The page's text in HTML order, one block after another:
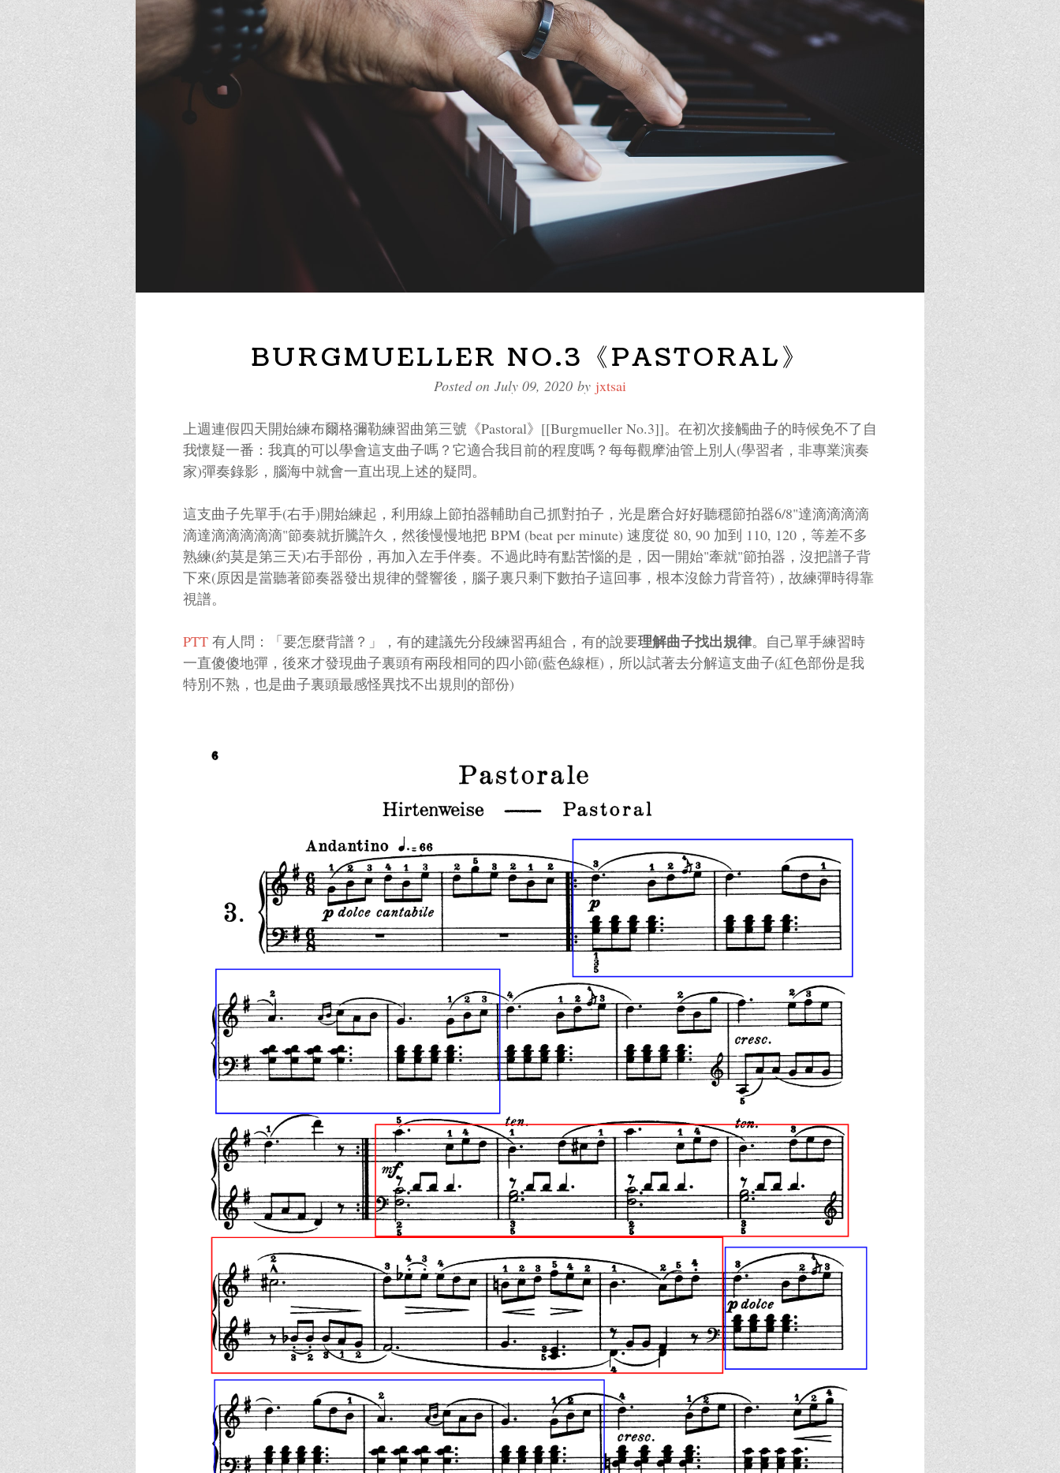
BURGMUELLER NO.3《PASTORAL》
Posted on July 09, 2020 by jxtsai
上週連假四天開始練布爾格彌勒練習曲第三號《Pastoral》[[Burgmueller No.3]]。在初次接觸曲子的時候免不了自
我懷疑一番：我真的可以學會這支曲子嗎？它適合我目前的程度嗎？每每觀摩油管上別人(學習者，非專業演奏
家)彈奏錄影，腦海中就會一直出現上述的疑問。
這支曲子先單手(右手)開始練起，利用線上節拍器輔助自己抓對拍子，光是磨合好好聽穩節拍器6/8"達滴滴滴滴
滴達滴滴滴滴滴"節奏就折騰許久，然後慢慢地把 BPM (beat per minute) 速度從 80, 90 加到 110, 120，等差不多
熟練(約莫是第三天)右手部份，再加入左手伴奏。不過此時有點苦惱的是，因一開始"牽就"節拍器，沒把譜子背
下來(原因是當聽著節奏器發出規律的聲響後，腦子裏只剩下數拍子這回事，根本沒餘力背音符)，故練彈時得靠
視譜。
PTT 有人問：「要怎麼背譜？」，有的建議先分段練習再組合，有的說要理解曲子找出規律。自己單手練習時
一直傻傻地彈，後來才發現曲子裏頭有兩段相同的四小節(藍色線框)，所以試著去分解這支曲子(紅色部份是我
特別不熟，也是曲子裏頭最感怪異找不出規則的部份)